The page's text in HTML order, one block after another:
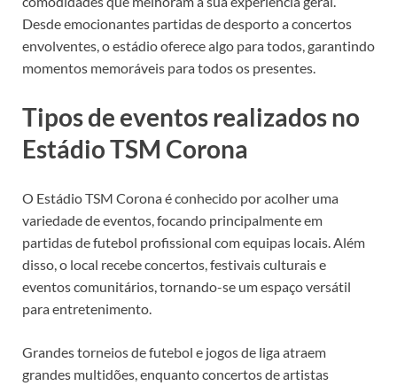
Desde emocionantes partidas de desporto a concertos
envolventes, o estádio oferece algo para todos, garantindo
momentos memoráveis para todos os presentes.
Tipos de eventos realizados no
Estádio TSM Corona
O Estádio TSM Corona é conhecido por acolher uma
variedade de eventos, focando principalmente em
partidas de futebol profissional com equipas locais. Além
disso, o local recebe concertos, festivais culturais e
eventos comunitários, tornando-se um espaço versátil
para entretenimento.
Grandes torneios de futebol e jogos de liga atraem
grandes multidões, enquanto concertos de artistas